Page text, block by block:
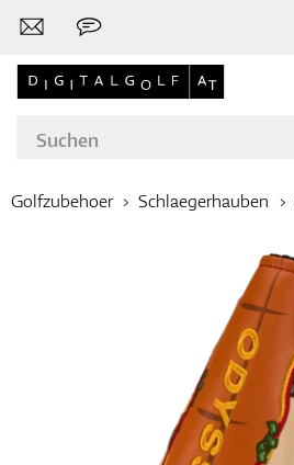
Marken
Golfschläger
Bekleidung
Golfzubehoer Schlaegerhauben